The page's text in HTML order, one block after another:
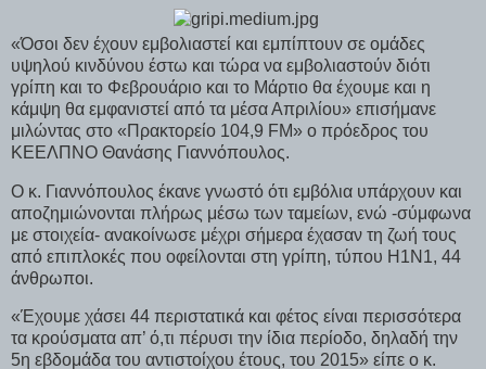
«Όσοι δεν έχουν εμβολιαστεί και εμπίπτουν σε ομάδες
υψηλού κινδύνου έστω και τώρα να εμβολιαστούν διότι
γρίπη και το Φεβρουάριο και το Μάρτιο θα έχουμε και η
κάμψη θα εμφανιστεί από τα μέσα Απριλίου» επισήμανε
μιλώντας στο «Πρακτορείο 104,9 FM» ο πρόεδρος του
ΚΕΕΛΠΝΟ Θανάσης Γιαννόπουλος.
Ο κ. Γιαννόπουλος έκανε γνωστό ότι εμβόλια υπάρχουν και
αποζημιώνονται πλήρως μέσω των ταμείων, ενώ -σύμφωνα
με στοιχεία- ανακοίνωσε μέχρι σήμερα έχασαν τη ζωή τους
από επιπλοκές που οφείλονται στη γρίπη, τύπου Η1Ν1, 44
άνθρωποι.
«Έχουμε χάσει 44 περιστατικά και φέτος είναι περισσότερα
τα κρούσματα απ’ ό,τι πέρυσι την ίδια περίοδο, δηλαδή την
5η εβδομάδα του αντιστοίχου έτους, του 2015» είπε ο κ.